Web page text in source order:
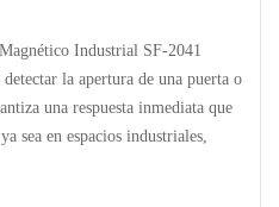
Industrial SF-2041
la apertura de una puerta o
una respuesta inmediata que
sea en espacios industriales,